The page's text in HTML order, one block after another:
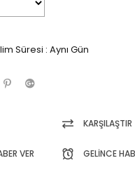
Süresi : Aynı Gün
KARŞILAŞTIR
VER GELINCE